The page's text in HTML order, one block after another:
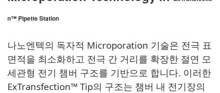
n™ Pipette Station
나노엔텍의 독자적 Microporation 기술은 전극 표
면적을 최소화하고 전극 간 거리를 확장한 절연 모
세관형 전기 챔버 구조를 기반으로 합니다. 이러한
ExTransfection™ Tip의 구조는 챔버 내 전기장의